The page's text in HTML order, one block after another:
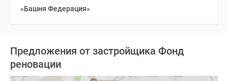
«Башня Федерация»
Предложения от застройщика Фонд
реновации